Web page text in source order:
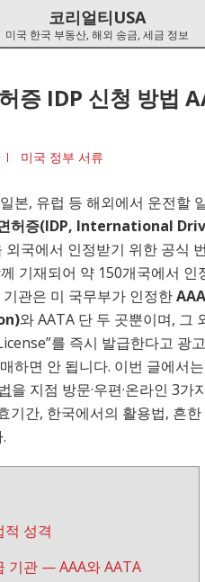
코리얼티USA
미국 한국 부동산, 해외 송금, 세금 정보
증 IDP 신청 방법
미국 정부 서류
본, 유럽 등 해외에서 운전할
허증(IDP, International
국에서 인정받기 위한 공식
기재되어 약 150개국에서 인
관은 미 국무부가 인정한
와 AATA 단 두 곳뿐이며, 그
를 즉시 발급한다고 광
하면 안 됩니다. 이번 글에서는
을 지점 방문·우편·온라인 3
기간, 한국에서의 활용법, 흔
적 성격
기관 — AAA와 AATA